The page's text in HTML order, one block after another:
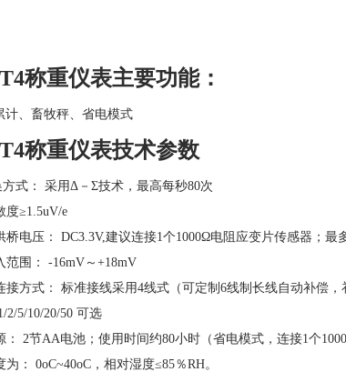
称重仪表主要功能：
计、畜牧秤、省电模式
称重仪表技术参数
式： 采用Δ－Σ技术，最高每秒80次
度≥1.5uV/e
桥电压： DC3.3V,建议连接1个1000Ω电阻应变片传感器；最
范围： -16mV～+18mV
接方式： 标准接线采用4线式（可定制6线制长线自动补偿，
2/5/10/20/50 可选
： 2节AA电池；使用时间约80小时（省电模式，连接1个
为： 0oC~40oC，相对湿度≤85％RH。